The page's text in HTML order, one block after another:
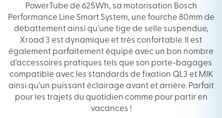
PowerTube de 625Wh, sa motorisation Bosch
Performance Line Smart System, une fourche 80mm de
débattement ainsi qu’une tige de selle suspendue,
Xroad 3 est dynamique et très confortable. Il est
également parfaitement équipé avec un bon nombre
d’accessoires pratiques tels que son porte-bagages
compatible avec les standards de fixation QL3 et MIK
ainsi qu’un puissant éclairage avant et arrière. Parfait
pour les trajets du quotidien comme pour partir en
vacances !